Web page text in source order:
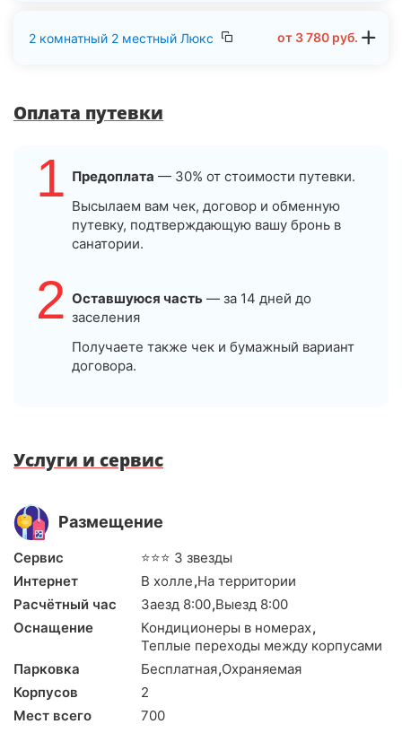
2 комнатный 2 местный Люкс от 3 780 руб.
Оплата путевки
1 Предоплата — 30% от стоимости путевки.
Высылаем вам чек, договор и обменную
путевку, подтверждающую вашу бронь в
санатории.
2 Оставшуюся часть — за 14 дней до
заселения
Получаете также чек и бумажный вариант
договора.
Услуги и сервис
Размещение
Сервис
⭐⭐⭐ 3 звезды
Интернет
В холле,На территории
Расчётный час
Заезд 8:00,Выезд 8:00
Оснащение
Кондиционеры в номерах,
Теплые переходы между корпусами
Парковка
Бесплатная,Охраняемая
Корпусов
2
Мест всего
700